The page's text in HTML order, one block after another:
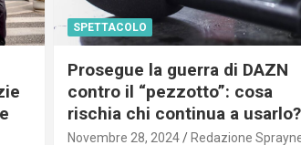
SPETTACOLO
Prosegue la guerra di DAZN
contro il “pezzotto”: cosa
rischia chi continua a usarlo?
Novembre 28, 2024 Redazione